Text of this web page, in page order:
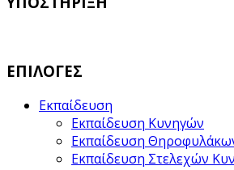
ΕΠΙΛΟΓΕΣ
Εκπαίδευση
Εκπαίδευση Κυνηγών
Εκπαίδευση
Εκπαίδευση Στελεχών